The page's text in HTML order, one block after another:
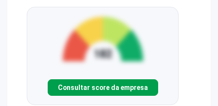
Consultar score da empresa